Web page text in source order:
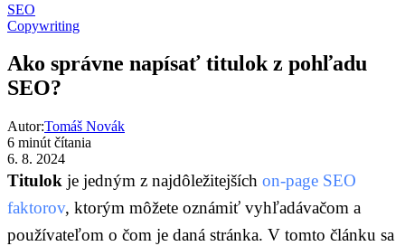
SEO
Copywriting
Ako správne napísať titulok z pohľadu
SEO?
Autor:Tomáš Novák
6 minút čítania
6. 8. 2024
Titulok je jedným z najdôležitejších on-page SEO
faktorov, ktorým môžete oznámiť vyhľadávačom a
používateľom o čom je daná stránka. V tomto článku sa